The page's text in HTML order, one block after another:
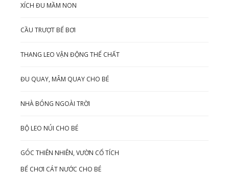
XÍCH ĐU MẦM NON
CẦU TRƯỢT BỂ BƠI
THANG LEO VẬN ĐỘNG THỂ CHẤT
ĐU QUAY, MÂM QUAY CHO BÉ
NHÀ BÓNG NGOÀI TRỜI
BỘ LEO NÚI CHO BÉ
GÓC THIÊN NHIÊN, VƯỜN CỔ TÍCH
BỂ CHƠI CÁT NƯỚC CHO BÉ